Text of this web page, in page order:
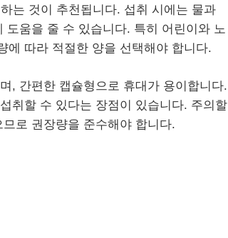
는 것이 추천됩니다. 섭취 시에는 물과
움을 줄 수 있습니다. 특히 어린이와 노
에 따라 적절한 양을 선택해야 합니다.
, 간편한 캡슐형으로 휴대가 용이합니다.
취할 수 있다는 장점이 있습니다. 주의할
로 권장량을 준수해야 합니다.